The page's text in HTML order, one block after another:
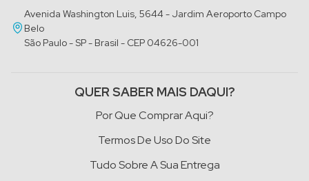
Avenida Washington Luis, 5644 - Jardim Aeroporto Campo
Belo
São Paulo - SP - Brasil - CEP 04626-001
QUER SABER MAIS DAQUI?
Por Que Comprar Aqui?
Termos De Uso Do Site
Tudo Sobre A Sua Entrega